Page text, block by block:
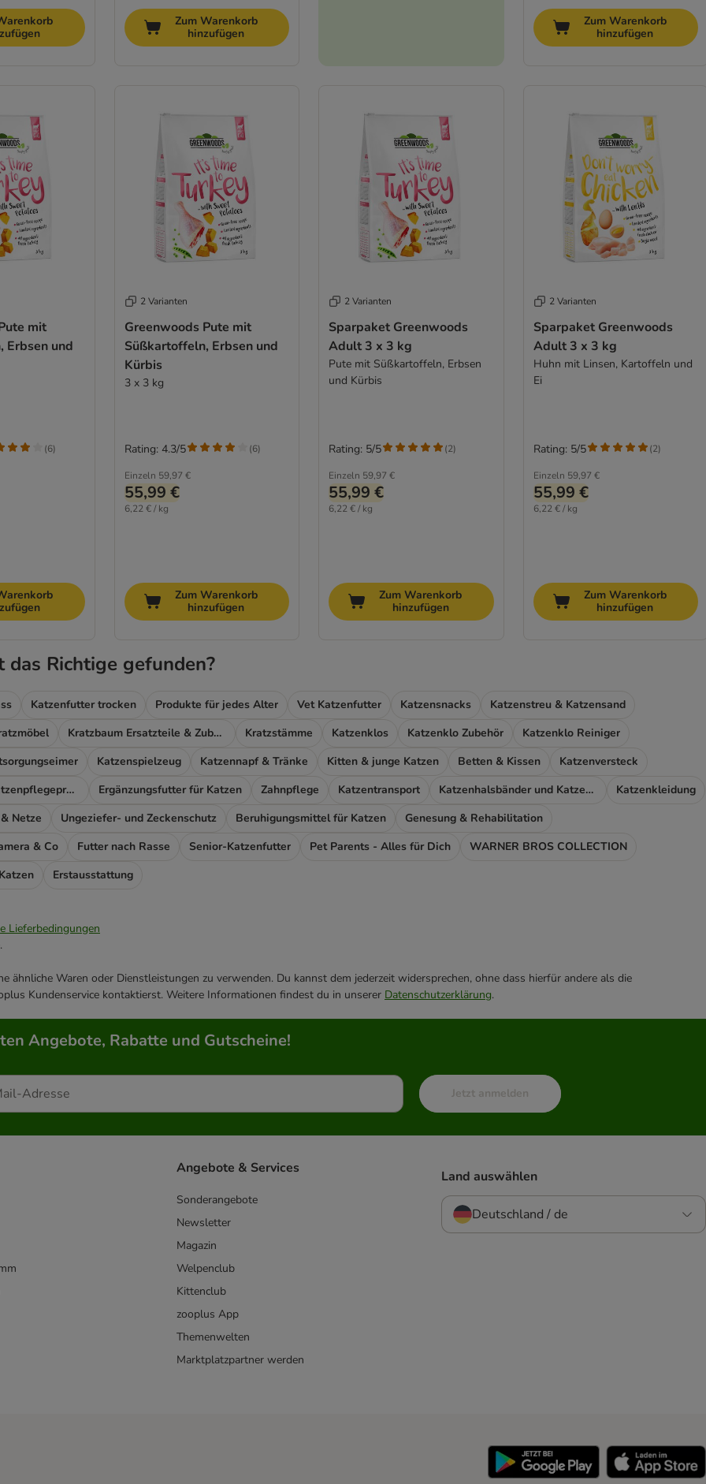
Zum Warenkorb
hinzufügen
Zum Warenkorb
hinzufügen
mit
Erbsen und
(6)
2 Varianten
Greenwoods Pute mit
Süßkartoffeln, Erbsen und
Kürbis
3 x 3 kg
Einzeln 59,97 €
55,99 €
6,22 € / kg
Rating: 4.3/5 (6)
Zum Warenkorb
hinzufügen
2 Varianten
Sparpaket Greenwoods
Adult 3 x 3 kg
Pute mit Süßkartoffeln, Erbsen
und Kürbis
Einzeln 59,97 €
55,99 €
6,22 € / kg
Rating: 5/5 (2)
Zum Warenkorb
hinzufügen
2 Varianten
Sparpaket Greenwoods
Adult 3 x 3 kg
Huhn mit Linsen, Kartoffeln und
Ei
Einzeln 59,97 €
55,99 €
6,22 € / kg
Rating: 5/5 (2)
Zum Warenkorb
hinzufügen
das Richtige gefunden?
Katzenfutter trocken Produkte für jedes Alter Vet Katzenfutter Katzensnacks
Katzenstreu & Katzensand
Kratzbaum Ersatzteile & Zubehör Kratzstämme Katzenklos Katzenklo Zubehör
Katzenklo Reiniger
Katzenspielzeug Katzennapf & Tränke Kitten & junge Katzen Betten & Kissen
Katzenversteck
Fellpflege & Katzenpflegeprodukte
Ergänzungsfutter für Katzen Zahnpflege Katzentransport Katzenhalsbänder und Katzengeschirr
Katzenkleidung
Netze
Ungeziefer- und Zeckenschutz Beruhigungsmittel für Katzen
Genesung & Rehabilitation
& Co
Futter nach Rasse Senior-Katzenfutter Pet Parents - Alles für Dich
WARNER BROS COLLECTION
Erstausstattung
Lieferbedingungen
Waren oder Dienstleistungen zu verwenden. Du kannst dem jederzeit widersprechen, ohne dass hierfür andere als die
Kundenservice kontaktierst. Weitere Informationen findest du in unserer Datenschutzerklärung.
Angebote, Rabatte und Gutscheine!
Jetzt anmelden
Angebote & Services
Sonderangebote
Newsletter
Magazin
Welpenclub
Kittenclub
zooplus App
Themenwelten
Marktplatzpartner werden
Land auswählen
Deutschland / de